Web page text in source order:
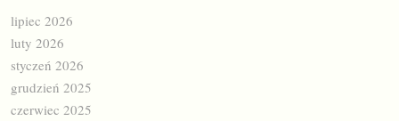
lipiec 2026
luty 2026
styczeń 2026
grudzień 2025
czerwiec 2025